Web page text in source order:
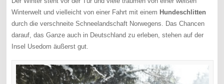
Winterwelt und vielleicht von einer Fahrt mit einem Hundeschlitten
durch die verschneite Schneelandschaft Norwegens. Das Chancen
darauf, das Ganze auch in Deutschland zu erleben, stehen auf der
Insel Usedom äußerst gut.